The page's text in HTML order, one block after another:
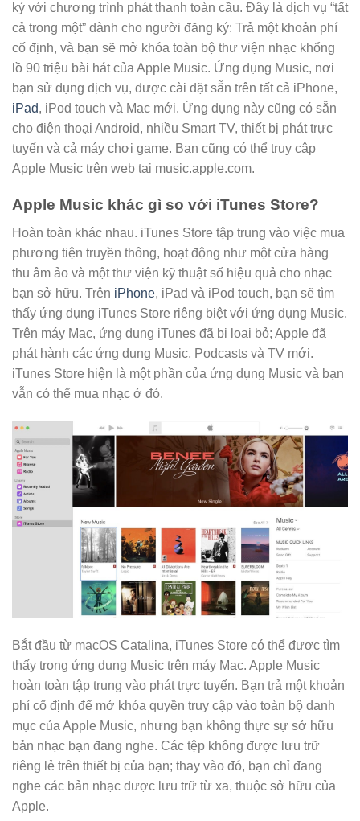
ký với chương trình phát thanh toàn cầu. Đây là dịch vụ “tất
cả trong một” dành cho người đăng ký: Trả một khoản phí
cố định, và bạn sẽ mở khóa toàn bộ thư viện nhạc khổng
lồ 90 triệu bài hát của Apple Music. Ứng dụng Music, nơi
bạn sử dụng dịch vụ, được cài đặt sẵn trên tất cả iPhone,
iPad, iPod touch và Mac mới. Ứng dụng này cũng có sẵn
cho điện thoại Android, nhiều Smart TV, thiết bị phát trực
tuyến và cả máy chơi game. Bạn cũng có thể truy cập
Apple Music trên web tại music.apple.com.
Apple Music khác gì so với iTunes Store?
Hoàn toàn khác nhau. iTunes Store tập trung vào việc mua
phương tiện truyền thông, hoạt động như một cửa hàng
thu âm ảo và một thư viện kỹ thuật số hiệu quả cho nhạc
bạn sở hữu. Trên iPhone, iPad và iPod touch, bạn sẽ tìm
thấy ứng dụng iTunes Store riêng biệt với ứng dụng Music.
Trên máy Mac, ứng dụng iTunes đã bị loại bỏ; Apple đã
phát hành các ứng dụng Music, Podcasts và TV mới.
iTunes Store hiện là một phần của ứng dụng Music và bạn
vẫn có thể mua nhạc ở đó.
Bắt đầu từ macOS Catalina, iTunes Store có thể được tìm
thấy trong ứng dụng Music trên máy Mac. Apple Music
hoàn toàn tập trung vào phát trực tuyến. Bạn trả một khoản
phí cố định để mở khóa quyền truy cập vào toàn bộ danh
mục của Apple Music, nhưng bạn không thực sự sở hữu
bản nhạc bạn đang nghe. Các tệp không được lưu trữ
riêng lẻ trên thiết bị của bạn; thay vào đó, bạn chỉ đang
nghe các bản nhạc được lưu trữ từ xa, thuộc sở hữu của
Apple.